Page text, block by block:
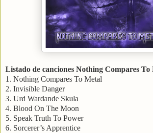
Listado de canciones Nothing Compares To
1. Nothing Compares To Metal
2. Invisible Danger
3. Urd Wardande Skula
4. Blood On The Moon
5. Speak Truth To Power
6. Sorcerer’s Apprentice